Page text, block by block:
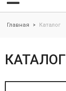
Главная > Каталог
КАТАЛОГ